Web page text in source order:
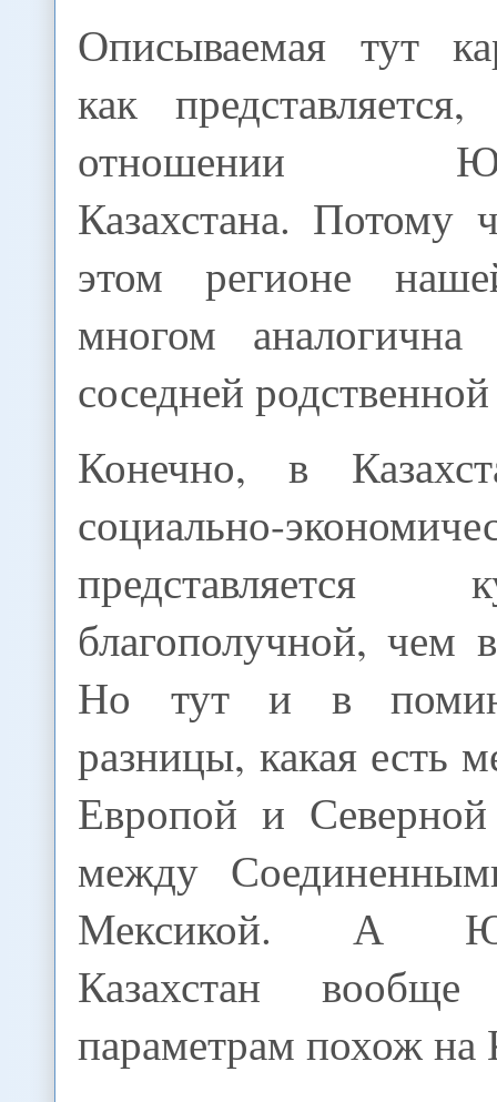
Описываемая тут
как
отношении Юго-
Казахстана. Потому
этом регионе
многом
соседней
Конечно, в
социально-
благополучной, чем
Но тут и в
разницы, какая есть
Европой и
между
Мексикой. А
Казахстан
параметрам похож на